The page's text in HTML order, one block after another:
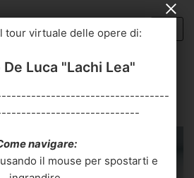
“Lachi Lea”
tour virtuale delle opere di:
Luca "Lachi Lea"
navigare:
il mouse per spostarti e